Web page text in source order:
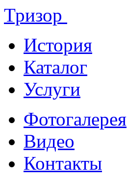
Тризор
История
Каталог
Услуги
Фотогалерея
Видео
Контакты